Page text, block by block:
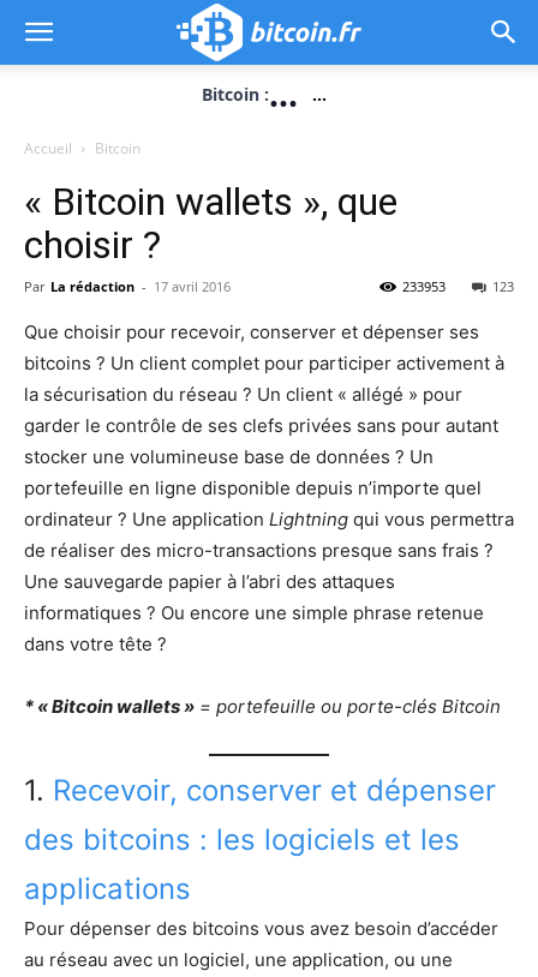
Bitcoin :... ...
Accueil Bitcoin
« Bitcoin wallets », que
choisir ?
Par La rédaction - 17 avril 2016 123
233953
Que choisir pour recevoir, conserver et dépenser ses
bitcoins ? Un client complet pour participer activement à
la sécurisation du réseau ? Un client « allégé » pour
garder le contrôle de ses clefs privées sans pour autant
stocker une volumineuse base de données ? Un
portefeuille en ligne disponible depuis n’importe quel
ordinateur ? Une application Lightning qui vous permettra
de réaliser des micro-transactions presque sans frais ?
Une sauvegarde papier à l’abri des attaques
informatiques ? Ou encore une simple phrase retenue
dans votre tête ?
* « Bitcoin wallets » = portefeuille ou porte-clés Bitcoin
1. Recevoir, conserver et dépenser
des bitcoins : les logiciels et les
applications
Pour dépenser des bitcoins vous avez besoin d’accéder
au réseau avec un logiciel, une application, ou une